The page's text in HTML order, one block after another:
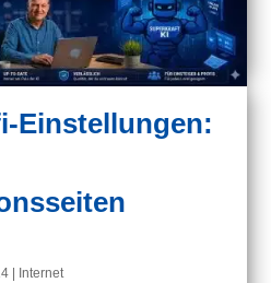
Einstellungen:
Internet